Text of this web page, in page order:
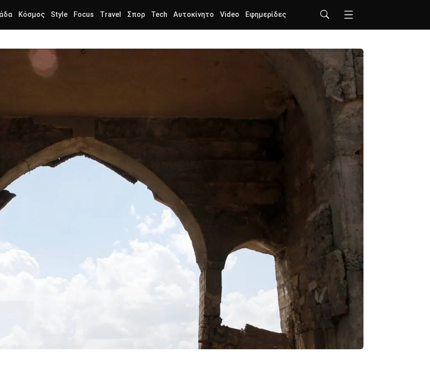
Κόσμος Style Focus Travel Σπορ Tech Αυτοκίνητο Video Εφημερίδες